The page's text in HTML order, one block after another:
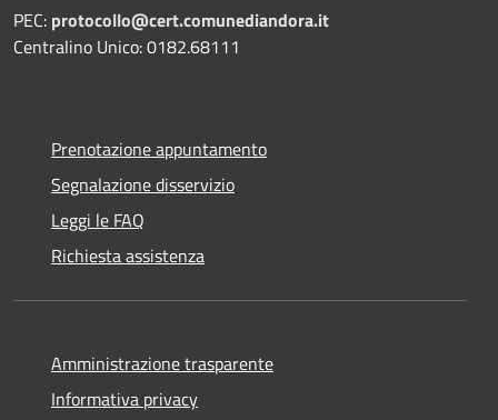
PEC: protocollo@cert.comunediandora.it
Centralino Unico: 0182.68111
Prenotazione appuntamento
Segnalazione disservizio
Leggi le FAQ
Richiesta assistenza
Amministrazione trasparente
Informativa privacy